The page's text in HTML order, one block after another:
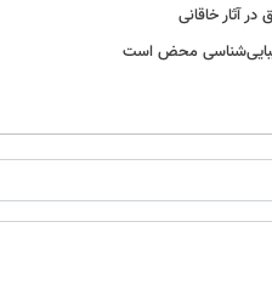
آثار خاقانی
محض است